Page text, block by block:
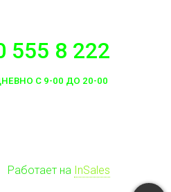
555 8 222
С 9-00 ДО 20-00
Работает на InSales